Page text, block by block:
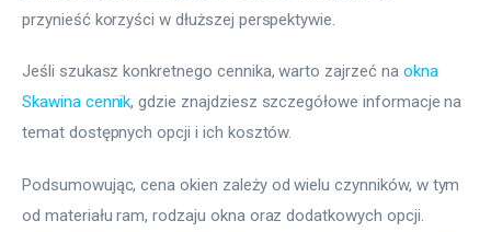
przynieść korzyści w dłuższej perspektywie.
Jeśli szukasz konkretnego cennika, warto zajrzeć na okna
Skawina cennik, gdzie znajdziesz szczegółowe informacje na
temat dostępnych opcji i ich kosztów.
Podsumowując, cena okien zależy od wielu czynników, w tym
od materiału ram, rodzaju okna oraz dodatkowych opcji.